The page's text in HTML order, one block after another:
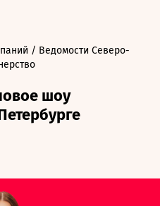
/ Ведомости Северо-
шоу